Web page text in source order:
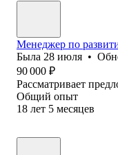
Менеджер по
Была 28 июля •
90 000 ₽
Рассматривает
Общий опыт
18 лет 5 месяцев